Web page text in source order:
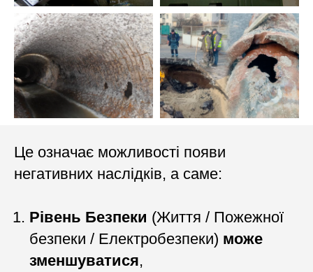
Це означає можливості появи
негативних наслідків, а саме:
Рівень Безпеки (Життя / Пожежної
безпеки / Електробезпеки) може
зменшуватися,